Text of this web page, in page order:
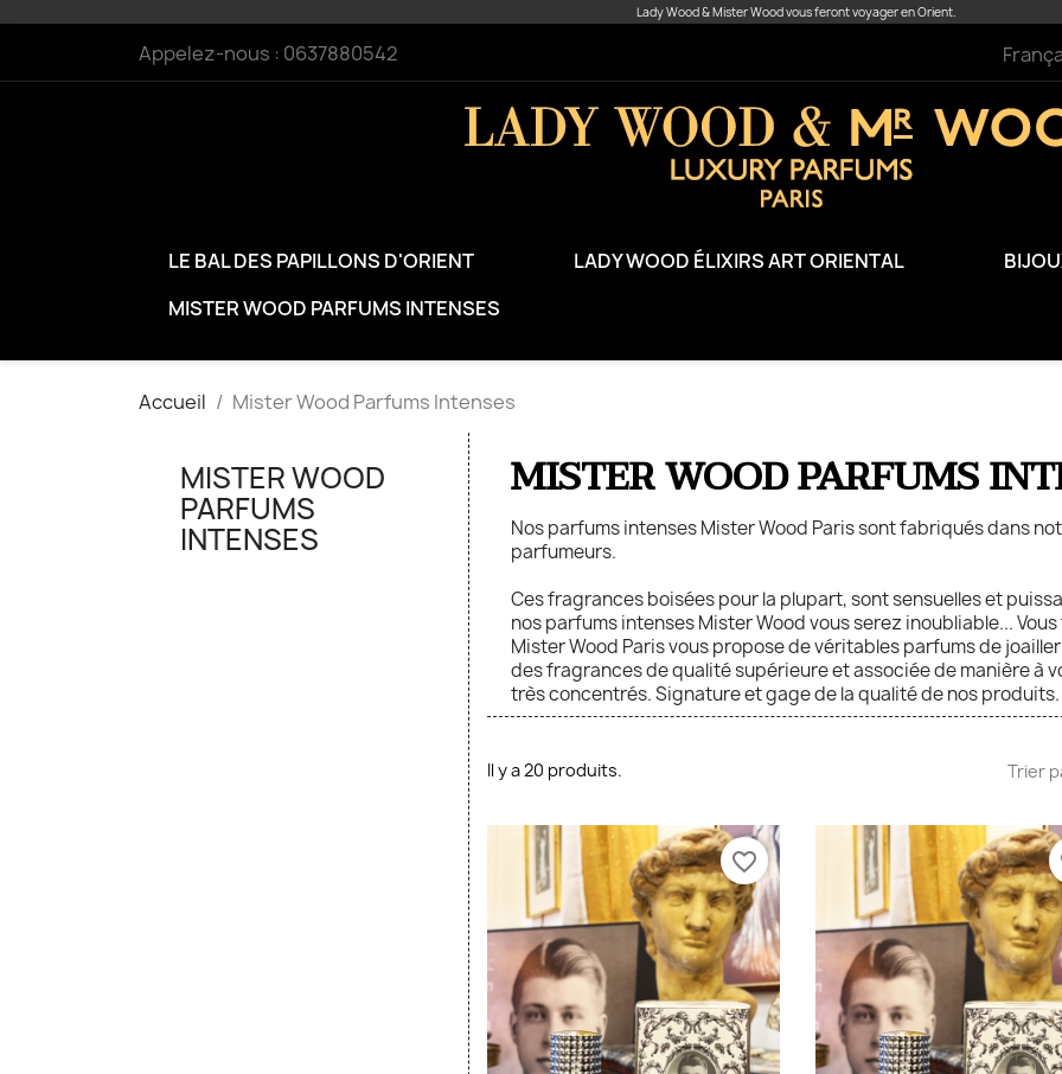
Lady Wood & Mister Wood vous feront voyager en Orient.
Appelez-nous : 0637880542
LE BAL DES PAPILLONS D'ORIENT LADY WOOD ÉLIXIRS ART ORIENTAL
MISTER WOOD PARFUMS INTENSES
Accueil Mister Wood Parfums Intenses
MISTER WOOD
PARFUMS
INTENSES
MISTER WOOD PARFUMS
Nos parfums intenses Mister Wood Paris sont fabriqués dans
parfumeurs.
Ces fragrances boisées pour la plupart, sont sensuelles et
nos parfums intenses Mister Wood vous serez inoubliable...
Mister Wood Paris vous propose de véritables parfums de
des fragrances de qualité supérieure et associée de manière à
très concentrés. Signature et gage de la qualité de nos produits.
Il y a 20 produits. Trier
favorite_border